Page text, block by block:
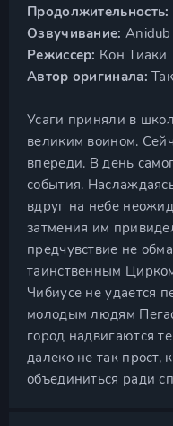
Продолжительность:
Озвучивание: Anidub
Режиссер: Кон Тиаки
Автор оригинала:
Усаги приняли в
великим воином.
впереди. В день
события.
вдруг на небе
затмения им
предчувствие не
таинственным
Чибиусе не удается
молодым людям
город надвигаются
далеко не так прост,
объединиться ради